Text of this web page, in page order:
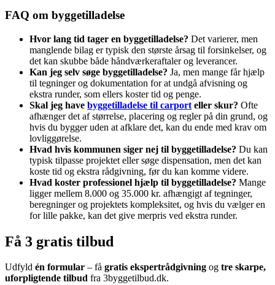
FAQ om byggetilladelse
Hvor lang tid tager en byggetilladelse? Det varierer, men
manglende bilag er typisk den største årsag til forsinkelser, og
det kan skubbe både håndværkeraftaler og leverancer.
Kan jeg selv søge byggetilladelse? Ja, men mange får hjælp
til tegninger og dokumentation for at undgå afvisning og
ekstra runder, som ellers koster tid og penge.
Skal jeg have byggetilladelse til carport eller skur? Ofte
afhænger det af størrelse, placering og regler på din grund, og
hvis du bygger uden at afklare det, kan du ende med krav om
lovliggørelse.
Hvad hvis kommunen siger nej til byggetilladelse? Du kan
typisk tilpasse projektet eller søge dispensation, men det kan
koste tid og ekstra rådgivning, før du kan komme videre.
Hvad koster professionel hjælp til byggetilladelse? Mange
ligger mellem 8.000 og 35.000 kr. afhængigt af tegninger,
beregninger og projektets kompleksitet, og hvis du vælger en
for lille pakke, kan det give merpris ved ekstra runder.
Få 3 gratis tilbud
Udfyld én formular – få gratis ekspertrådgivning og tre skarpe,
uforpligtende tilbud fra 3byggetilbud.dk.